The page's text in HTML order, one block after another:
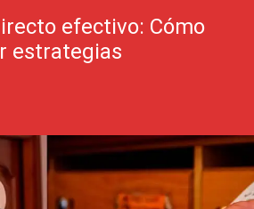
efectivo: Cómo
estrategias